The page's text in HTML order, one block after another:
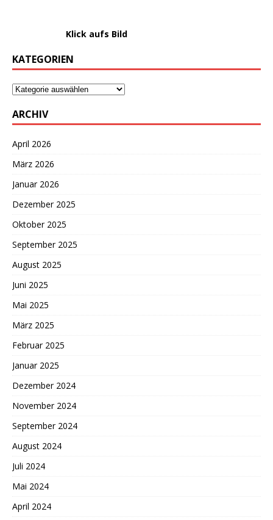
Klick aufs Bild
KATEGORIEN
ARCHIV
April 2026
März 2026
Januar 2026
Dezember 2025
Oktober 2025
September 2025
August 2025
Juni 2025
Mai 2025
März 2025
Februar 2025
Januar 2025
Dezember 2024
November 2024
September 2024
August 2024
Juli 2024
Mai 2024
April 2024